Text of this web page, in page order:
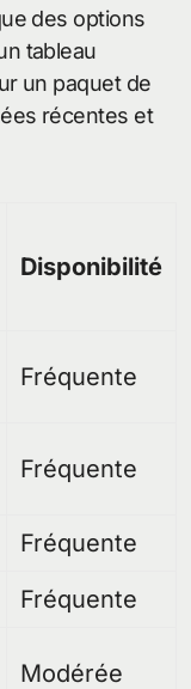
des options
tableau
un paquet de
récentes et
Disponibilité
Fréquente
Fréquente
Fréquente
Fréquente
Modérée